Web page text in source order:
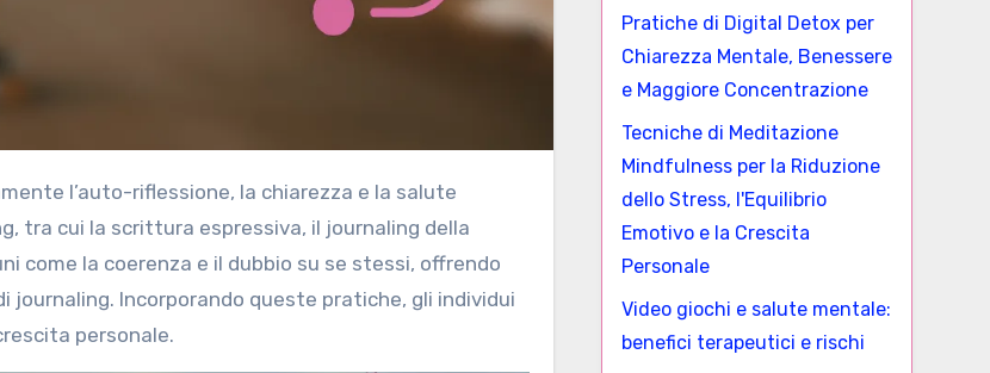
tra cui la scrittura espressiva, il journaling della
come la coerenza e il dubbio su se stessi, offrendo
Incorporando queste pratiche, gli individui
personale.
Pratiche di Digital Detox per
Chiarezza Mentale, Benessere
e Maggiore Concentrazione
Tecniche di Meditazione
Mindfulness per la Riduzione
dello Stress, l'Equilibrio
Emotivo e la Crescita
Personale
Video giochi e salute mentale:
benefici terapeutici e rischi